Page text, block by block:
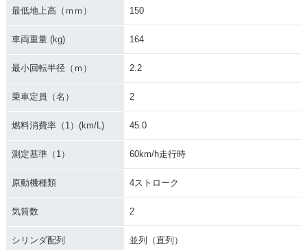
最低地上高（ｍｍ） 150
車両重量 (kg) 164
最小回転半径（ｍ） 2.2
乗車定員（名） 2
燃料消費率（1）(km/L) 45.0
測定基準（1） 60km/h走行時
原動機種類 4ストローク
気筒数 2
シリンダ配列 並列（直列）